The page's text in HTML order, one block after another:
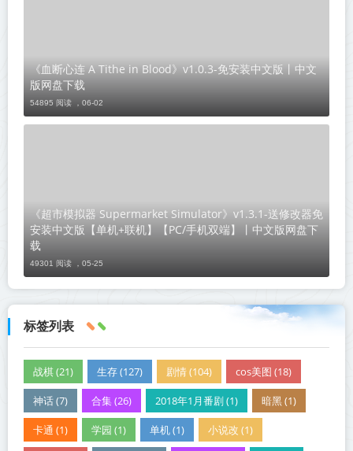
《血断心连 A Tithe in Blood》v1.0.3-免安装中文版丨中文
版网盘下载
54895 阅读 ， 06-02
《超市模拟器 Supermarket Simulator》v1.3.1-送修改器免
安装中文版【单机+联机】【PC/手机双端】丨中文版网盘下
载
49301 阅读 ， 05-25
标签列表
战棋 (21) 生存 (127) 剧情 (104) cos美图 (18)
神话 (7) 合集 (26) 2018年1月番剧 (1) 暗黑 (1)
卡通 (1) 学园 (1) 单机 (1) 小说改 (1)